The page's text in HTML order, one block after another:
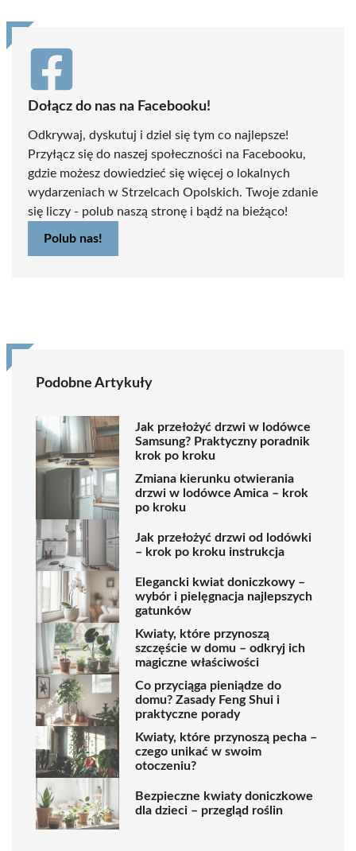
Dołącz do nas na Facebooku!
Odkrywaj, dyskutuj i dziel się tym co najlepsze!
Przyłącz się do naszej społeczności na Facebooku,
gdzie możesz dowiedzieć się więcej o lokalnych
wydarzeniach w Strzelcach Opolskich. Twoje zdanie
się liczy - polub naszą stronę i bądź na bieżąco!
Polub nas!
Podobne Artykuły
Jak przełożyć drzwi w lodówce
Samsung? Praktyczny poradnik
krok po kroku
Zmiana kierunku otwierania
drzwi w lodówce Amica – krok
po kroku
Jak przełożyć drzwi od lodówki
– krok po kroku instrukcja
Elegancki kwiat doniczkowy –
wybór i pielęgnacja najlepszych
gatunków
Kwiaty, które przynoszą
szczęście w domu – odkryj ich
magiczne właściwości
Co przyciąga pieniądze do
domu? Zasady Feng Shui i
praktyczne porady
Kwiaty, które przynoszą pecha –
czego unikać w swoim
otoczeniu?
Bezpieczne kwiaty doniczkowe
dla dzieci – przegląd roślin